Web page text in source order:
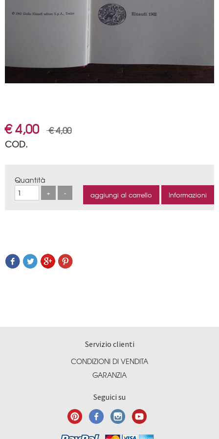
€ 4,00 € 4,00
COD.
Quantità
Servizio clienti
CONDIZIONI DI VENDITA
GARANZIA
Seguici su